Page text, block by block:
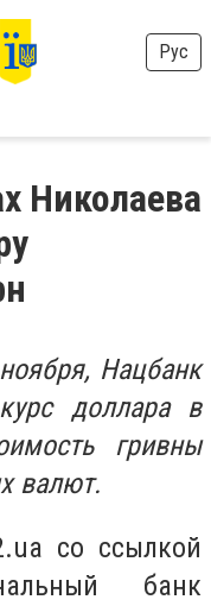
Рус
Николаева
Нацбанк
доллара в
гривны
валют.
со ссылкой
банк